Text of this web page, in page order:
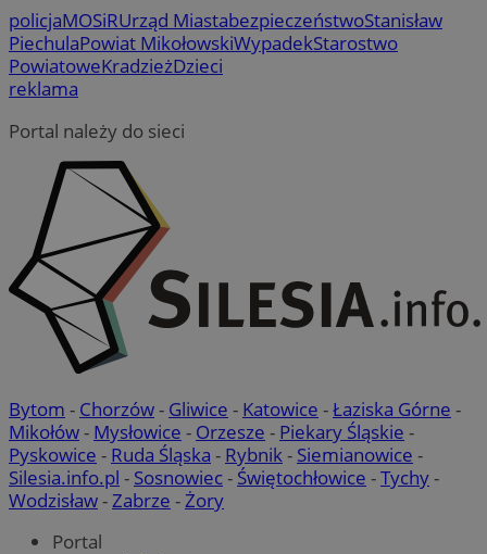
policjaMOSiRUrząd MiastabezpieczeństwoStanisław
PiechulaPowiat MikołowskiWypadekStarostwo
PowiatoweKradzieżDzieci
reklama
Portal należy do sieci
Bytom - Chorzów- Gliwice - Katowice -Łaziska Górne -
Mikołów- Mysłowice - Orzesze - Piekary Śląskie -
Pyskowice - Ruda Śląska - Rybnik- Siemianowice -
Silesia.info.pl - Sosnowiec- Świętochłowice -Tychy-
Wodzisław-Zabrze -Żory
Portal